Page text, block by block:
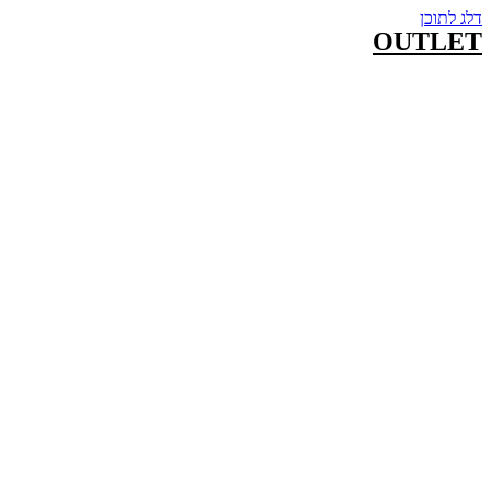
דלג לתוכן
OUTLET